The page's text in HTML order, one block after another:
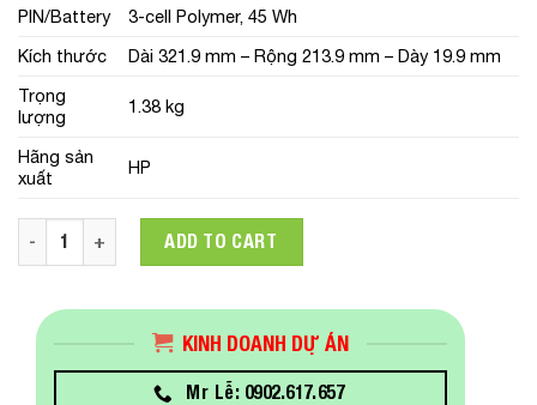
PIN/Battery
3-cell Polymer, 45 Wh
Kích thước
Dài 321.9 mm – Rộng 213.9 mm – Dày 19.9 mm
Trọng
lượng
1.38 kg
Hãng sản
xuất
HP
Laptop HP ProBook 440 G8 (56S33PA) (Core i5-1135G7/8GB
ADD TO CART
KINH DOANH DỰ ÁN
Mr Lễ: 0902.617.657